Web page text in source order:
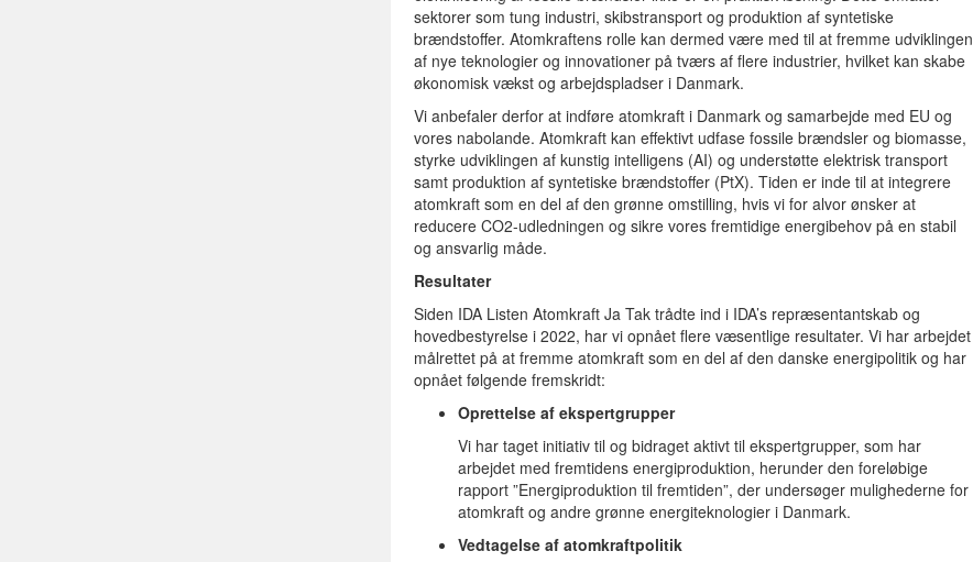
sektorer som tung industri, skibstransport og produktion af syntetiske
brændstoffer. Atomkraftens rolle kan dermed være med til at fremme udviklingen
af nye teknologier og innovationer på tværs af flere industrier, hvilket kan skabe
økonomisk vækst og arbejdspladser i Danmark.
Vi anbefaler derfor at indføre atomkraft i Danmark og samarbejde med EU og
vores nabolande. Atomkraft kan effektivt udfase fossile brændsler og biomasse,
styrke udviklingen af kunstig intelligens (AI) og understøtte elektrisk transport
samt produktion af syntetiske brændstoffer (PtX). Tiden er inde til at integrere
atomkraft som en del af den grønne omstilling, hvis vi for alvor ønsker at
reducere CO2-udledningen og sikre vores fremtidige energibehov på en stabil
og ansvarlig måde.
Resultater
Siden IDA Listen Atomkraft Ja Tak trådte ind i IDA’s repræsentantskab og
hovedbestyrelse i 2022, har vi opnået flere væsentlige resultater. Vi har arbejdet
målrettet på at fremme atomkraft som en del af den danske energipolitik og har
opnået følgende fremskridt:
Oprettelse af ekspertgrupper
Vi har taget initiativ til og bidraget aktivt til ekspertgrupper, som har
arbejdet med fremtidens energiproduktion, herunder den foreløbige
rapport ”Energiproduktion til fremtiden”, der undersøger mulighederne for
atomkraft og andre grønne energiteknologier i Danmark.
Vedtagelse af atomkraftpolitik